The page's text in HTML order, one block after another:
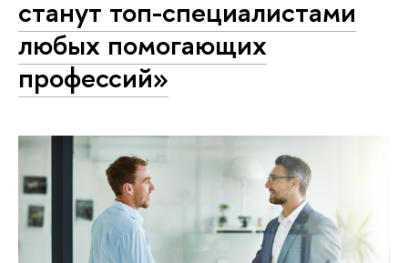
станут топ-специалистами
любых помогающих
профессий»